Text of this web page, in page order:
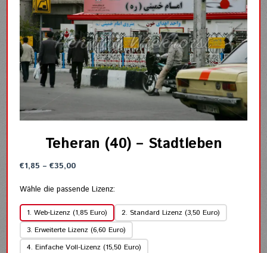
Teheran (40) – Stadtleben
€1,85 –€35,00Preisspanne:
bis
€35,00
Wähle die passende Lizenz:
1. Web-Lizenz (1,85 Euro)
2. Standard Lizenz (3,50 Euro)
3. Erweiterte Lizenz (6,60 Euro)
4. Einfache Voll-Lizenz (15,50 Euro)